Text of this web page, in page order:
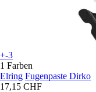
+-3
1 Farben
Elring Fugenpaste Dirko
17,15 CHF